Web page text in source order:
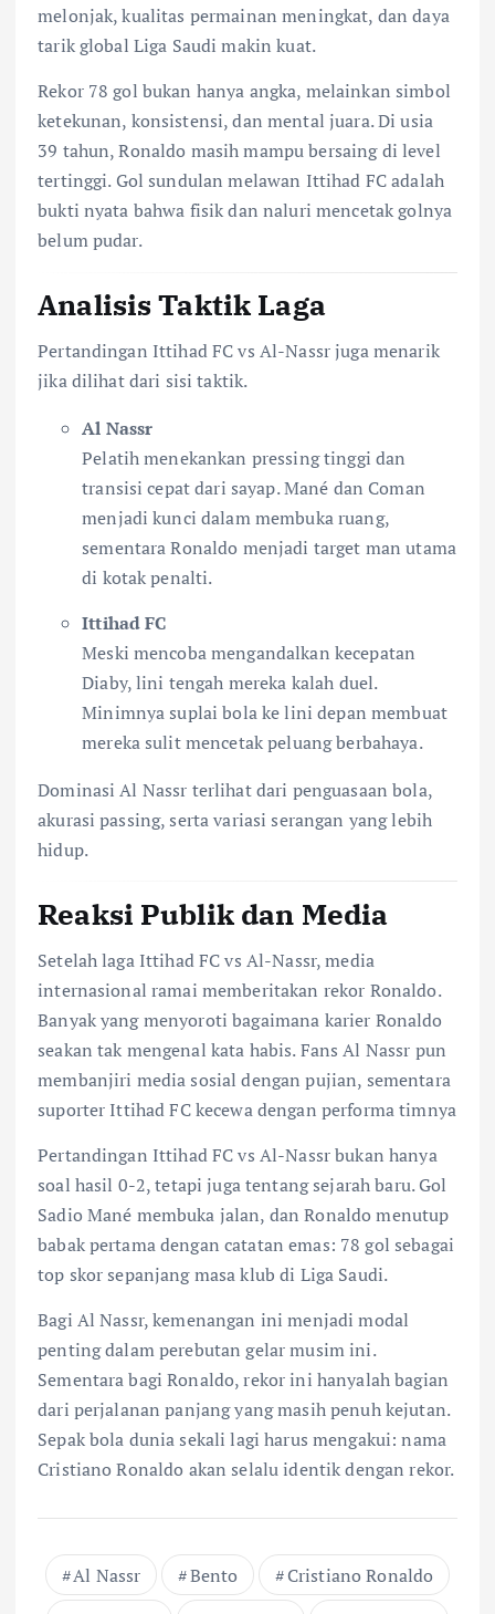
melonjak, kualitas permainan meningkat, dan daya
tarik global Liga Saudi makin kuat.
Rekor 78 gol bukan hanya angka, melainkan simbol
ketekunan, konsistensi, dan mental juara. Di usia
39 tahun, Ronaldo masih mampu bersaing di level
tertinggi. Gol sundulan melawan Ittihad FC adalah
bukti nyata bahwa fisik dan naluri mencetak golnya
belum pudar.
Analisis Taktik Laga
Pertandingan Ittihad FC vs Al-Nassr juga menarik
jika dilihat dari sisi taktik.
Al Nassr
Pelatih menekankan pressing tinggi dan
transisi cepat dari sayap. Mané dan Coman
menjadi kunci dalam membuka ruang,
sementara Ronaldo menjadi target man utama
di kotak penalti.
Ittihad FC
Meski mencoba mengandalkan kecepatan
Diaby, lini tengah mereka kalah duel.
Minimnya suplai bola ke lini depan membuat
mereka sulit mencetak peluang berbahaya.
Dominasi Al Nassr terlihat dari penguasaan bola,
akurasi passing, serta variasi serangan yang lebih
hidup.
Reaksi Publik dan Media
Setelah laga Ittihad FC vs Al-Nassr, media
internasional ramai memberitakan rekor Ronaldo.
Banyak yang menyoroti bagaimana karier Ronaldo
seakan tak mengenal kata habis. Fans Al Nassr pun
membanjiri media sosial dengan pujian, sementara
suporter Ittihad FC kecewa dengan performa timnya
Pertandingan Ittihad FC vs Al-Nassr bukan hanya
soal hasil 0-2, tetapi juga tentang sejarah baru. Gol
Sadio Mané membuka jalan, dan Ronaldo menutup
babak pertama dengan catatan emas: 78 gol sebagai
top skor sepanjang masa klub di Liga Saudi.
Bagi Al Nassr, kemenangan ini menjadi modal
penting dalam perebutan gelar musim ini.
Sementara bagi Ronaldo, rekor ini hanyalah bagian
dari perjalanan panjang yang masih penuh kejutan.
Sepak bola dunia sekali lagi harus mengakui: nama
Cristiano Ronaldo akan selalu identik dengan rekor.
Al Nassr Bento
Cristiano Ronaldo